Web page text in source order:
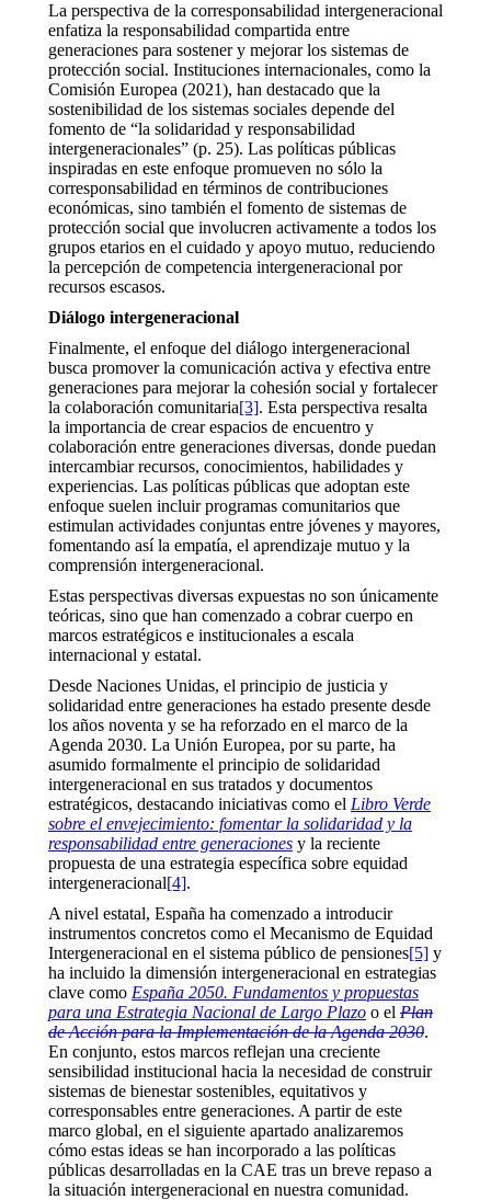
La perspectiva de la corresponsabilidad intergeneracional
enfatiza la responsabilidad compartida entre
generaciones para sostener y mejorar los sistemas de
protección social. Instituciones internacionales, como la
Comisión Europea (2021), han destacado que la
sostenibilidad de los sistemas sociales depende del
fomento de “la solidaridad y responsabilidad
intergeneracionales” (p. 25). Las políticas públicas
inspiradas en este enfoque promueven no sólo la
corresponsabilidad en términos de contribuciones
económicas, sino también el fomento de sistemas de
protección social que involucren activamente a todos los
grupos etarios en el cuidado y apoyo mutuo, reduciendo
la percepción de competencia intergeneracional por
recursos escasos.
Diálogo intergeneracional
Finalmente, el enfoque del diálogo intergeneracional
busca promover la comunicación activa y efectiva entre
generaciones para mejorar la cohesión social y fortalecer
la colaboración comunitaria[3]. Esta perspectiva resalta
la importancia de crear espacios de encuentro y
colaboración entre generaciones diversas, donde puedan
intercambiar recursos, conocimientos, habilidades y
experiencias. Las políticas públicas que adoptan este
enfoque suelen incluir programas comunitarios que
estimulan actividades conjuntas entre jóvenes y mayores,
fomentando así la empatía, el aprendizaje mutuo y la
comprensión intergeneracional.
Estas perspectivas diversas expuestas no son únicamente
teóricas, sino que han comenzado a cobrar cuerpo en
marcos estratégicos e institucionales a escala
internacional y estatal.
Desde Naciones Unidas, el principio de justicia y
solidaridad entre generaciones ha estado presente desde
los años noventa y se ha reforzado en el marco de la
Agenda 2030. La Unión Europea, por su parte, ha
asumido formalmente el principio de solidaridad
intergeneracional en sus tratados y documentos
estratégicos, destacando iniciativas como el Libro Verde
sobre el envejecimiento: fomentar la solidaridad y la
responsabilidad entre generaciones y la reciente
propuesta de una estrategia específica sobre equidad
intergeneracional[4].
A nivel estatal, España ha comenzado a introducir
instrumentos concretos como el Mecanismo de Equidad
Intergeneracional en el sistema público de pensiones[5] y
ha incluido la dimensión intergeneracional en estrategias
clave como España 2050. Fundamentos y propuestas
para una Estrategia Nacional de Largo Plazo o el Plan
de Acción para la Implementación de la Agenda 2030.
En conjunto, estos marcos reflejan una creciente
sensibilidad institucional hacia la necesidad de construir
sistemas de bienestar sostenibles, equitativos y
corresponsables entre generaciones. A partir de este
marco global, en el siguiente apartado analizaremos
cómo estas ideas se han incorporado a las políticas
públicas desarrolladas en la CAE tras un breve repaso a
la situación intergeneracional en nuestra comunidad.